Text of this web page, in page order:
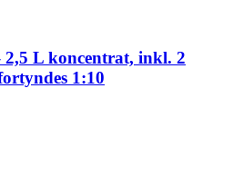
2,5 L koncentrat, inkl. 2
1:10